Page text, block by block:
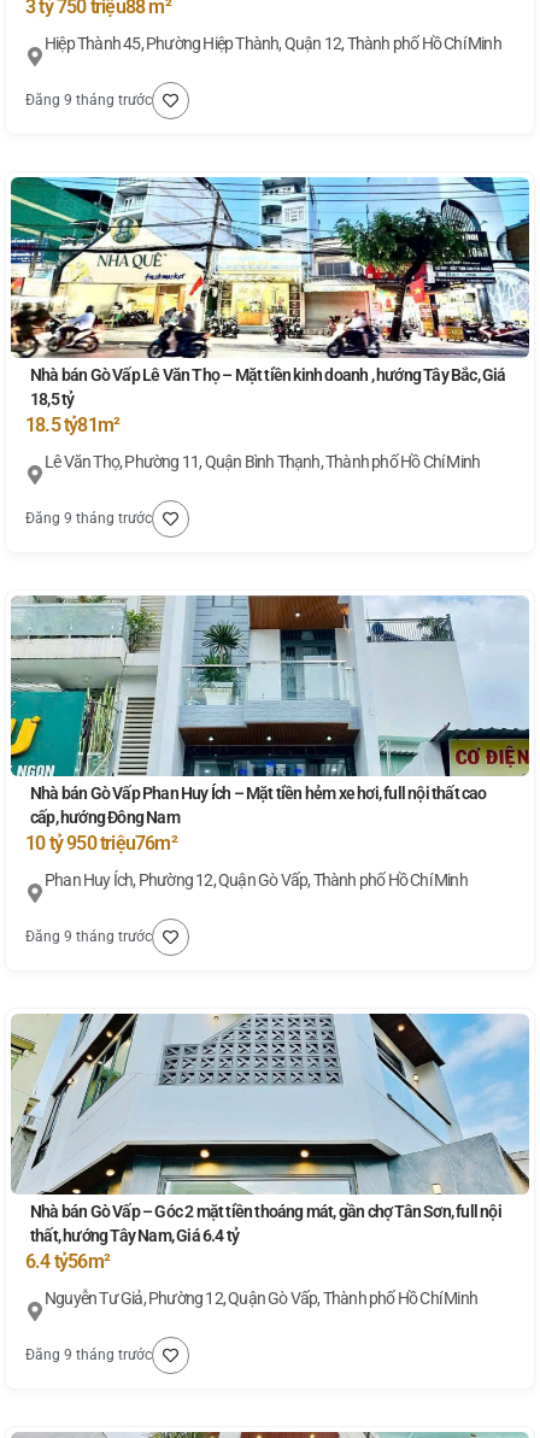
3 tỷ 750 triệu88 m²
Hiệp Thành 45, Phường Hiệp Thành, Quận 12, Thành phố Hồ Chí Minh
Đăng 9 tháng trước
Nhà bán Gò Vấp Lê Văn Thọ – Mặt tiền kinh doanh , hướng Tây Bắc, Giá
18,5 tỷ
18.5 tỷ81m²
Lê Văn Thọ, Phường 11, Quận Bình Thạnh, Thành phố Hồ Chí Minh
Đăng 9 tháng trước
Nhà bán Gò Vấp Phan Huy Ích – Mặt tiền hẻm xe hơi, full nội thất cao
cấp, hướng Đông Nam
10 tỷ 950 triệu76m²
Phan Huy Ích, Phường 12, Quận Gò Vấp, Thành phố Hồ Chí Minh
Đăng 9 tháng trước
Nhà bán Gò Vấp – Góc 2 mặt tiền thoáng mát, gần chợ Tân Sơn, full nội
thất, hướng Tây Nam, Giá 6.4 tỷ
6.4 tỷ56m²
Nguyễn Tư Giả, Phường 12, Quận Gò Vấp, Thành phố Hồ Chí Minh
Đăng 9 tháng trước